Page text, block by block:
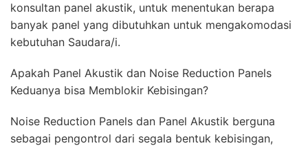
konsultan panel akustik, untuk menentukan berapa
banyak panel yang dibutuhkan untuk mengakomodasi
kebutuhan Saudara/i.
Apakah Panel Akustik dan Noise Reduction Panels
Keduanya bisa Memblokir Kebisingan?
Noise Reduction Panels dan Panel Akustik berguna
sebagai pengontrol dari segala bentuk kebisingan,